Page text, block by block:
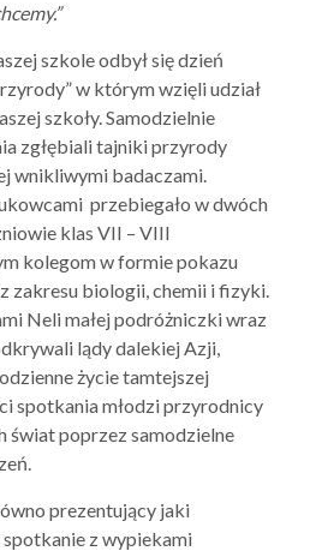
szkole odbył się dzień
w którym wzięli udział
szkoły. Samodzielnie
zgłębiali tajniki przyrody
wnikliwymi badaczami.
przebiegało w dwóch
klas VII – VIII
kolegom w formie pokazu
zakresu biologii, chemii i fizyki.
Neli małej podróżniczki wraz
lądy dalekiej Azji,
życie tamtejszej
spotkania młodzi przyrodnicy
świat poprzez samodzielne
prezentujący jaki
z wypiekami